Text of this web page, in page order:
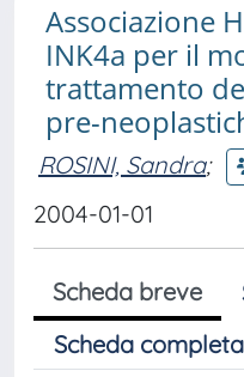
Associazione
INK4a per il
trattamento
pre-
ROSINI, Sandra;
2004-01-01
Scheda breve
Scheda